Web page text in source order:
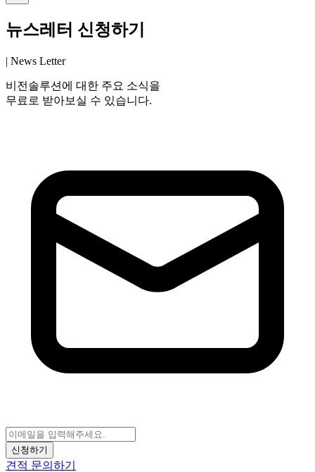
뉴스레터 신청하기
| News Letter
비전솔루션에 대한 주요 소식을
무료로 받아보실 수 있습니다.
신청하기
견적 문의하기